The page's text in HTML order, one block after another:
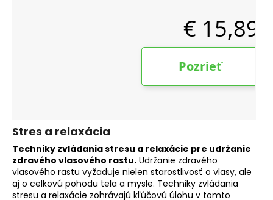
Stres a relaxácia
Techniky zvládania stresu a relaxácie pre udržanie
zdravého vlasového rastu. Udržanie zdravého
vlasového rastu vyžaduje nielen starostlivosť o vlasy, ale
aj o celkovú pohodu tela a mysle. Techniky zvládania
stresu a relaxácie zohrávajú kľúčovú úlohu v tomto